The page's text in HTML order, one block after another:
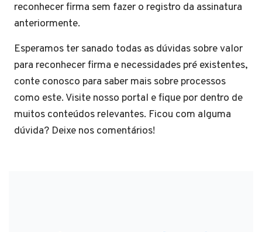
reconhecer firma sem fazer o registro da assinatura
anteriormente.
Esperamos ter sanado todas as dúvidas sobre valor
para reconhecer firma e necessidades pré existentes,
conte conosco para saber mais sobre processos
como este. Visite nosso portal e fique por dentro de
muitos conteúdos relevantes. Ficou com alguma
dúvida? Deixe nos comentários!